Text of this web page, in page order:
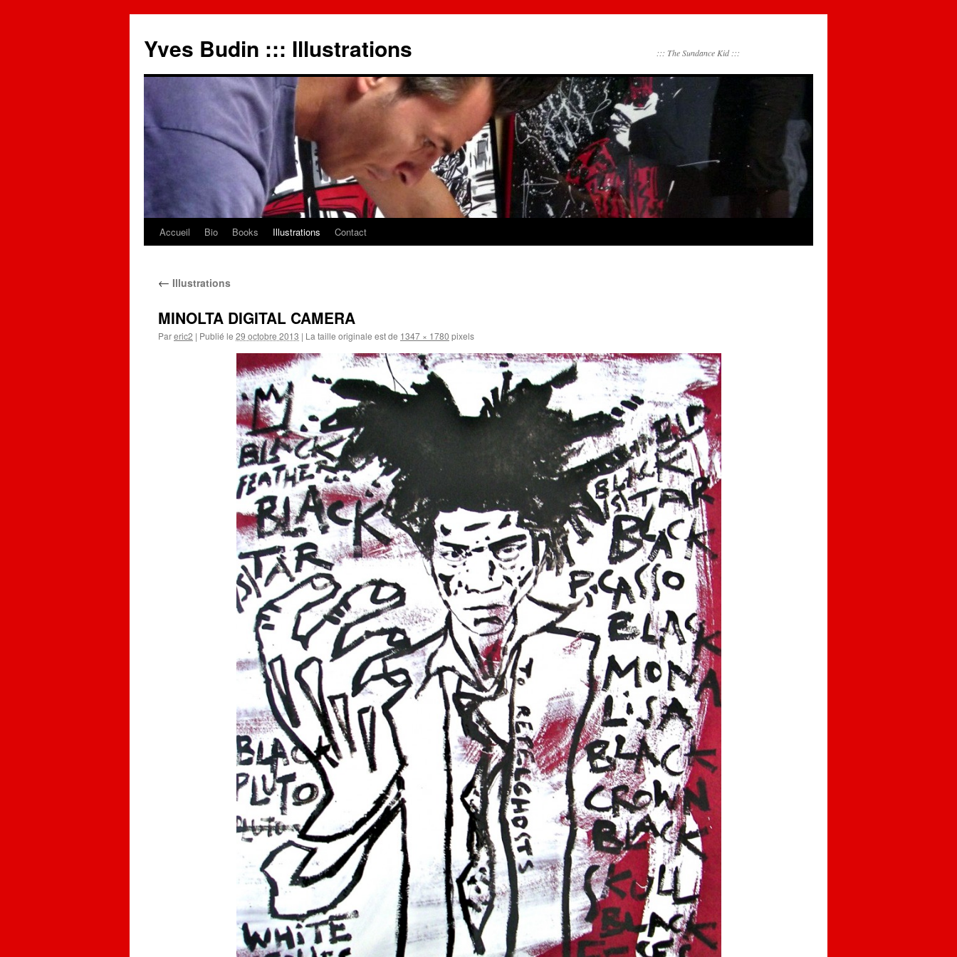
Yves Budin ::: Illustrations ::: The Sundance Kid :::
Accueil Bio Books Illustrations Contact
← Illustrations
MINOLTA DIGITAL CAMERA
Pareric2 | Publié le 29 octobre 2013 | La taille originale est de 1347 × 1780 pixels